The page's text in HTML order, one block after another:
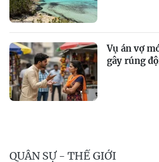
Vụ án vợ
gây rúng
QUÂN SỰ - THẾ GIỚI